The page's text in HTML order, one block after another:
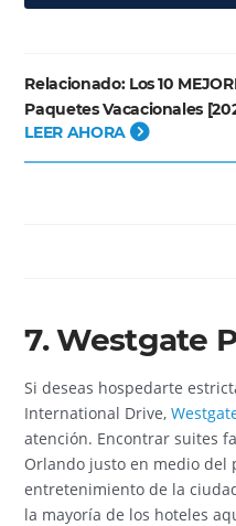
Relacionado:Los 10
Paquetes Vacacionales
LEER AHORA
7. Westgate
Si deseas hospedarte
International Drive,
atención. Encontrar suites
Orlando justo en medio
entretenimiento de la
la mayoría de los hoteles